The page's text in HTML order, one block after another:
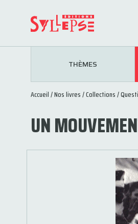
THÈMES
Accueil/Nos livres/Collections/
UN